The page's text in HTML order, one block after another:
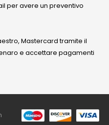
per avere un preventivo
Mastercard tramite il
e accettare pagamenti